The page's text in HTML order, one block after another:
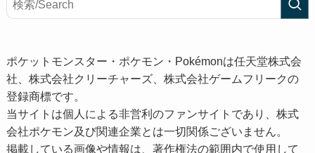
ポケットモンスター・ポケモン・Pokémonは任天堂株式会
社、株式会社クリーチャーズ、株式会社ゲームフリークの
登録商標です。
当サイトは個人による非営利のファンサイトであり、株式
会社ポケモン及び関連企業とは一切関係ございません。
掲載している画像や情報は、著作権法の範囲内で使用して